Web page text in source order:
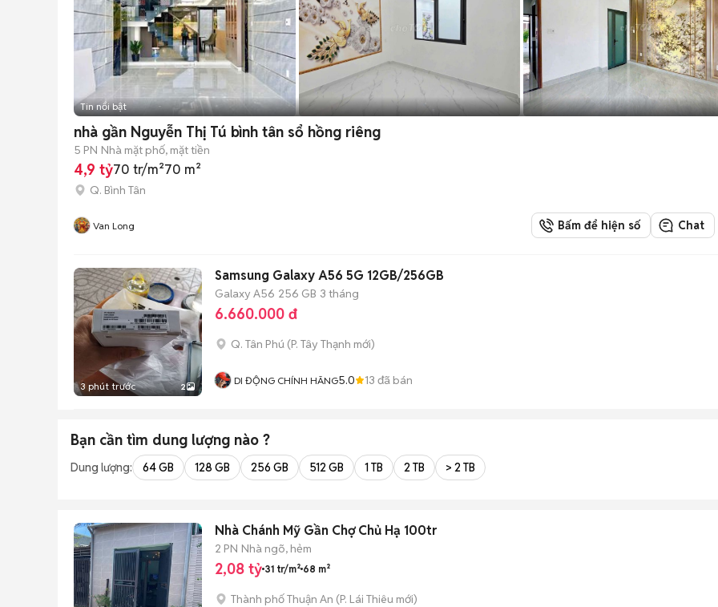
Tin nổi bật
nhà gần Nguyễn Thị Tú bình tân sổ hồng riêng
5 PN Nhà mặt phố, mặt tiền
4,9 tỷ70 tr/m²70 m²
Q. Bình Tân
Van Long Bấm để hiện số Chat
3 phút trước 2
Samsung Galaxy A56 5G 12GB/256GB
Galaxy A56 256 GB 3 tháng
6.660.000 đ
Q. Tân Phú (P. Tây Thạnh mới)
DI ĐỘNG CHÍNH HÃNG5.0 13 đã bán
Bạn cần tìm dung lượng nào ?
Dung lượng: 64 GB 128 GB 256 GB 512 GB 1 TB 2 TB > 2 TB
Nhà Chánh Mỹ Gần Chợ Chủ Hạ 100tr
2 PN Nhà ngõ, hẻm
2,08 tỷ 31 tr/m² 68 m²
Thành phố Thuận An (P. Lái Thiêu mới)